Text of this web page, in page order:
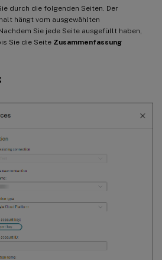
durch die folgenden Seiten. Der
hängt vom ausgewählten
Sie jede Seite ausgefüllt haben,
Sie die Seite Zusammenfassung